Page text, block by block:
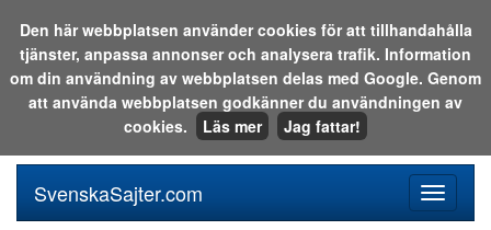
Sök i katalogen eller på webben:
meny
SvenskaSajter.com
Den här webbplatsen använder cookies för att tillhandahålla
tjänster, anpassa annonser och analysera trafik. Information
om din användning av webbplatsen delas med Google. Genom
att använda webbplatsen godkänner du användningen av
cookies.
Läs mer Jag fattar!